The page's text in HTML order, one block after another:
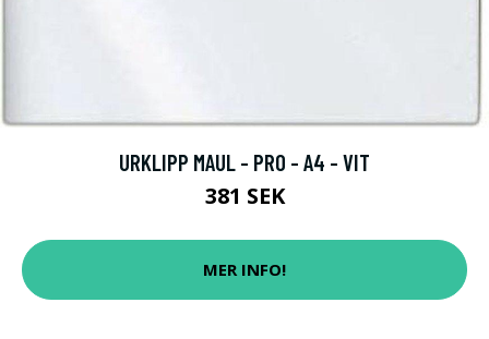
URKLIPP MAUL - PRO - A4 - VIT
381 SEK
MER INFO!